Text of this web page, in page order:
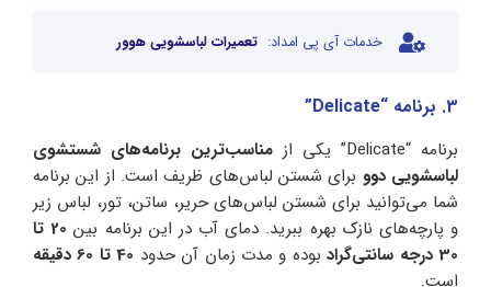
خدمات آی پی امداد: تعمیرات لباسشویی هوور
3. برنامه “Delicate”
برنامه “Delicate” یکی از
مناسب‌ترین برنامه‌های شستشوی
لباسشویی دوو برای شستن لباس‌های ظریف است. از این برنامه
شما می‌توانید برای شستن لباس‌های حریر، ساتن، تور، لباس زیر
و پارچه‌های نازک بهره‌ ببرید. دمای آب در این برنامه بین
20 تا
30 درجه سانتی‌گراد
بوده و مدت زمان آن حدود 40 تا 60 دقیقه